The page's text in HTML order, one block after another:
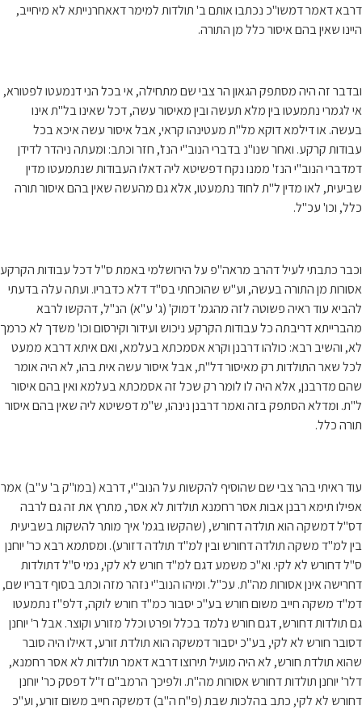
דרבא דאמר דמשו"כ נכתבו אותם ב' תולדות למימר דאאחרנייתא לא מיחייב,
היינו שאין בהם איסור כלל מן התורה.
ובדבר זה היה מסתפק הגאון הר צבי שם מתחילה, אי בכל הני דנמעטו לפטורא,
אי לגמרי נתמעטו בין מלא תעשה ובין מאיסור עשה, דכל שאינו בל"ת אינו
בעשה. או דילמא דוקא מל"ת מעטינהו קראי, אבל איסור עשה איכא בכל
עבודות קרקע. ואחר שנו"נ בדברי הנוב"י הנז', חזר וכתב: ומעתה ניהדר לדידן
דמדברי הנוב"י הנז' ממנו נקח דפשיטא ליה דאלו העבודות שנתמעטו מדין
שביעית, לאו מדין ל"ת לחוד נתמעטו, אלא גם מהעשה שאין בהם איסור תורה
כלל, וכו' עכ"ל.
וכבר כתבתי לעיל דהרב מראה"פ על הירושלמי באמת ס"ל דכל עבודות הקרקע
אסורות מן התורה בעשה, וע"ש שהוכחתי בס"ד דלא כדבריו. ועתה עלה בדעתי
להביא עוד ראיה פשוטה לזה מהגמ' דמוק' (ג' ע"א) הנ"ל, דהקשו לרבא
מהברייתא דריבתה כל עבודות הקרקע ניכוש ועידור וקירסום וכו' משדך לא כרמך
לא, והשיב רבא: כולהו דרבנן וקרא אסמכתא בעלמא, ואם איתא דרבא ממעט
לכל שאר התולדות רק מאיסור דל"ת, אבל איסור עשה אית בהו, לא היה אומר
שהם מדרבנן, אלא היה לו לומר רק שכל זה אסמכתא בעלמא ואין בהם איסור
ל"ת. ומדלא הסתפק בזה ואמר דרבנן נינהו, ש"מ דפשיטא ליה שאין בהם איסור
תורה כלל.
עוד ראיתי בהר צבי שם שהוסיף להקשות על הנוב"י, דרבא (במו"ק ב' ע"ב) אמר
אפילו תימא רבנן אבות אסר רחמנא תולדות לא אסר, מתרץ את זה גם לרבה
דס"ל דמשקה הוא תולדה דחורש, (שהקשו בגמ' איך מותר להשקות בשביעית
בין למ"ד משקה תולדה דחורש ובין למ"ד תולדה דזורע). ומסתמא רבא כר' יוחנן
ס"ל דחורש לא לקי. וא"כ משמע דגם למ"ד חורש לא לקי, נמי ס"ל דתולדות
דחרישה אינן אסורות מה"ת. עכ"ל. ומיהו הנוב"י נזהר מזה וכתב בסוף דבריו שם,
דמ"ד משקה חייב משום חורש בע"כ יסבור כמ"ד חורש לוקה, דלפ"ז נתמעטו
גם תולדות דחורש, דגם חורש נלמד בכלל ופרט וכלל מזורע וקוצר. אבל ר' יוחנן
דסובר חורש לא לקי, בע"כ יסבור דמשקה הוא תולדת זורע, דאילו היה סובר
שהוא תולדת חורש, לא היה מועיל תירוצו דרבא דאמר תולדות לא אסר רחמנא,
דלר' יוחנן תולדות דחורש אסורות מה"ת. ולפיכך הרמב"ם ז"ל דפסק כר' יוחנן
דחורש לא לקי, כתב בהלכות שבת (פ"ח ה"ב) דמשקה חייב משום זורע, וע"כ